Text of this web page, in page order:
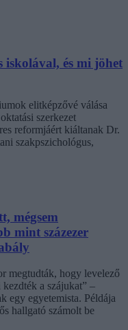
iskolával, és mi jöhet
elitképzővé válása
szerkezet
reformjáért kiáltanak Dr.
szakpszichológus,
mégsem
mint százezer
megtudták, hogy levelező
a szájukat” –
egy egyetemista. Példája
hallgató számolt be